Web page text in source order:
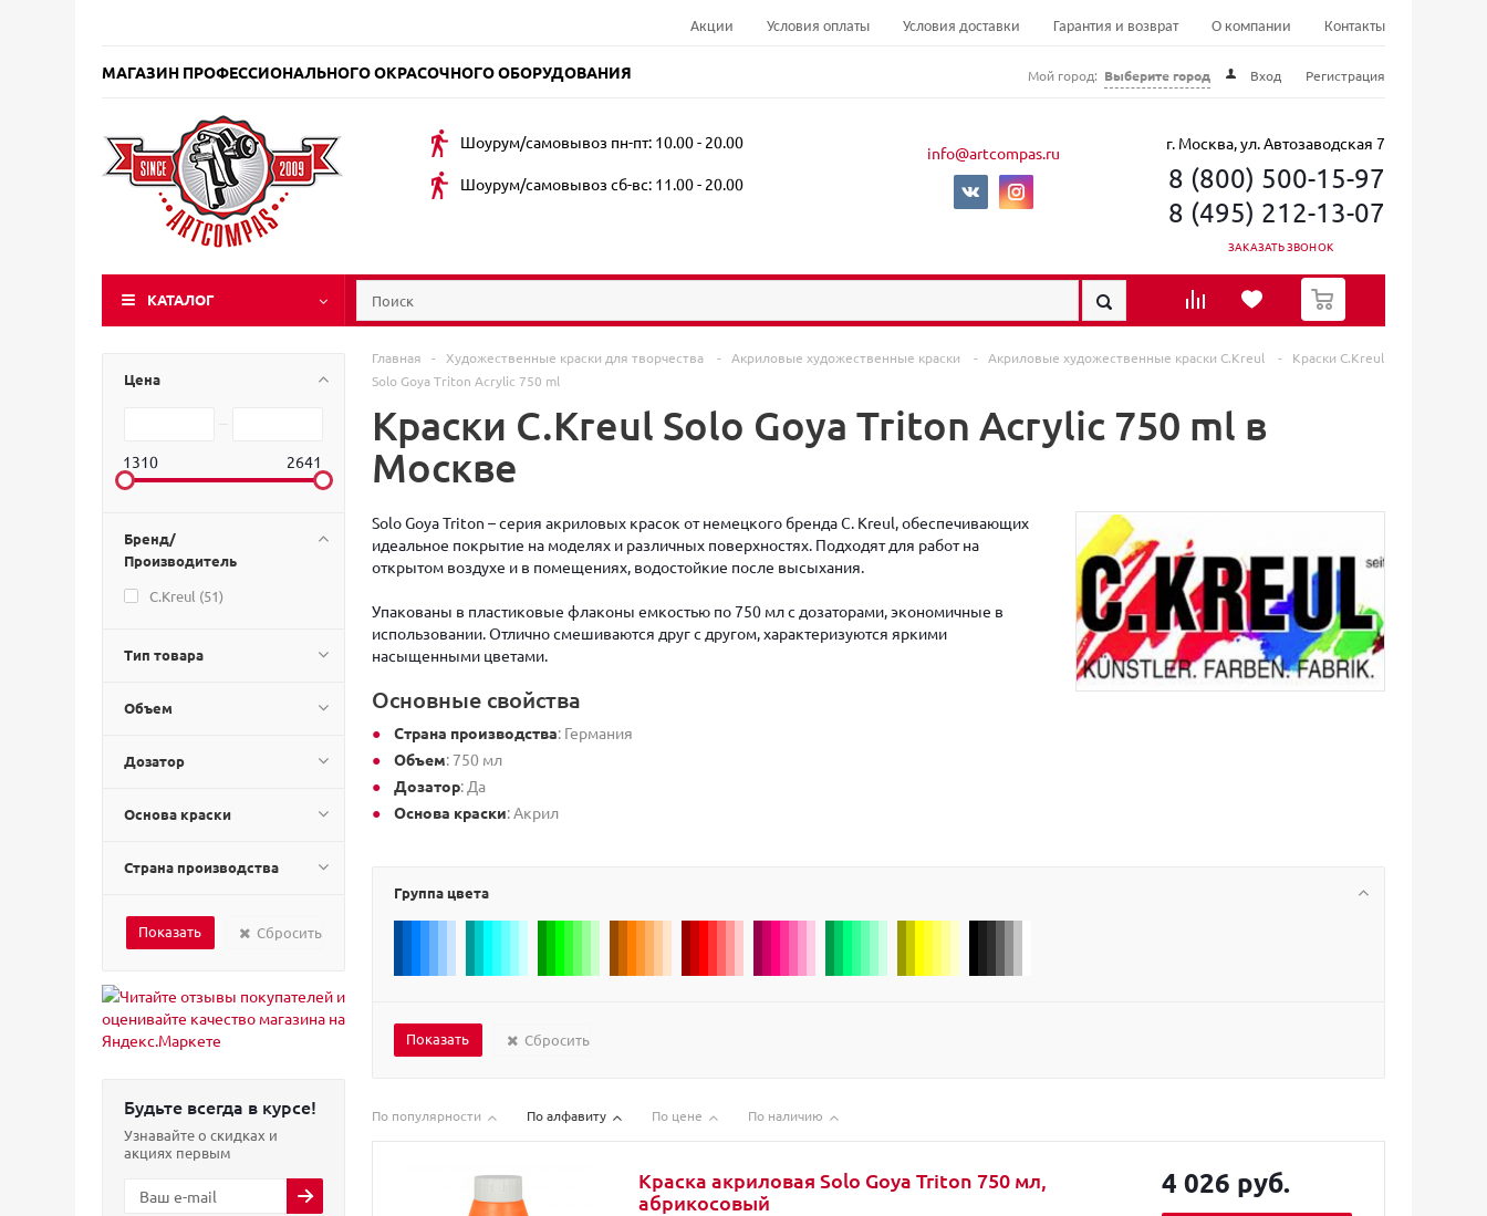
Акции Условия оплаты Условия доставки Гарантия и возврат О компании Контакты
МАГАЗИН ПРОФЕССИОНАЛЬНОГО ОКРАСОЧНОГО ОБОРУДОВАНИЯ Мой город: Выберите город Вход Регистрация
Шоурум/самовывоз пн-пт: 10.00 - 20.00
Шоурум/самовывоз сб-вс: 11.00 - 20.00
info@artcompas.ru г. Москва, ул. Автозаводская 7
8 (800) 500-15-97
8 (495) 212-13-07
ЗАКАЗАТЬ ЗВОНОК
КАТАЛОГ
0
Цена
1310 2641
Бренд/
Производитель
C.Kreul (51)
Тип товара
Объем
Дозатор
Основа краски
Страна производства
Сбросить
Будьте всегда в курсе!
Узнавайте о скидках и
акциях первым
Главная - Художественные краски для творчества - Акриловые художественные краски - Акриловые художественные краски C.Kreul -
Краски C.Kreul
Solo Goya Triton Acrylic 750 ml
Краски C.Kreul Solo Goya Triton Acrylic 750 ml в
Москве
Solo Goya Triton – серия акриловых красок от немецкого бренда C. Kreul, обеспечивающих
идеальное покрытие на моделях и различных поверхностях. Подходят для работ на
открытом воздухе и в помещениях, водостойкие после высыхания.
Упакованы в пластиковые флаконы емкостью по 750 мл с дозаторами, экономичные в
использовании. Отлично смешиваются друг с другом, характеризуются яркими
насыщенными цветами.
Основные свойства
Страна производства: Германия
Объем: 750 мл
Дозатор: Да
Основа краски: Акрил
Группа цвета
Сбросить
По популярности По алфавиту По цене По наличию
Краска акриловая Solo Goya Triton 750 мл,
абрикосовый
4 026 руб.